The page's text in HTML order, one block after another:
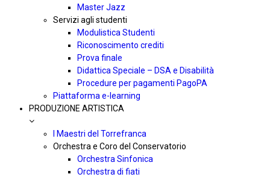
Master Jazz
Servizi agli studenti
Modulistica Studenti
Riconoscimento crediti
Prova finale
Didattica Speciale – DSA e Disabilità
Procedure per pagamenti PagoPA
Piattaforma e-learning
PRODUZIONE ARTISTICA
I Maestri del Torrefranca
Orchestra e Coro del Conservatorio
Orchestra Sinfonica
Orchestra di fiati